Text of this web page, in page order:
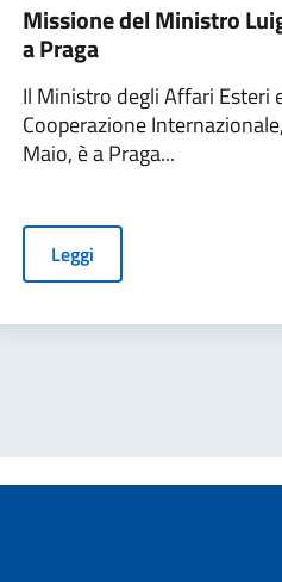
Missione del Ministro
a Praga
Il Ministro degli Affari Esteri
Cooperazione
Maio, è a Praga...
Leggi